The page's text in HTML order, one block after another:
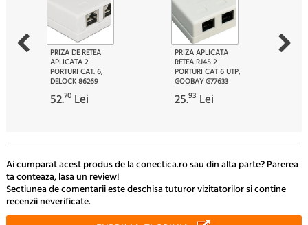
PRIZA DE RETEA
APLICATA 2
PORTURI CAT. 6,
DELOCK 86269
52.70 Lei
PRIZA APLICATA
RETEA RJ45 2
PORTURI CAT 6 UTP,
GOOBAY G77633
25.93 Lei
Ai cumparat acest produs de la conectica.ro sau din alta parte? Parerea
ta conteaza, lasa un review!
Sectiunea de comentarii este deschisa tuturor vizitatorilor si contine
recenzii neverificate.